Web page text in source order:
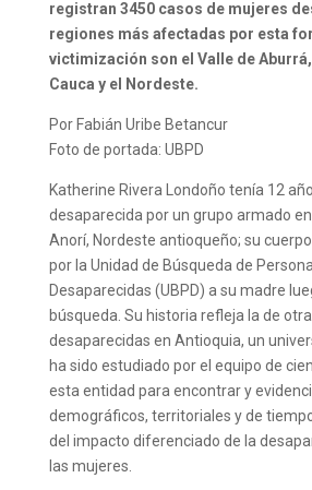
registran 3450 casos de mujeres
regiones más afectadas por esta
victimización son el Valle de
Cauca y el Nordeste.
Por Fabián Uribe Betancur
Foto de portada: UBPD
Katherine Rivera Londoño tenía 12
desaparecida por un grupo armado
Anorí, Nordeste antioqueño; su
por la Unidad de Búsqueda de
Desaparecidas (UBPD) a su madre
búsqueda. Su historia refleja la de
desaparecidas en Antioquia, un
ha sido estudiado por el equipo de
esta entidad para encontrar y
demográficos, territoriales y de
del impacto diferenciado de la
las mujeres.